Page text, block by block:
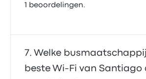
1 beoordelingen.
Welke
beste Wi‑Fi van Santiago